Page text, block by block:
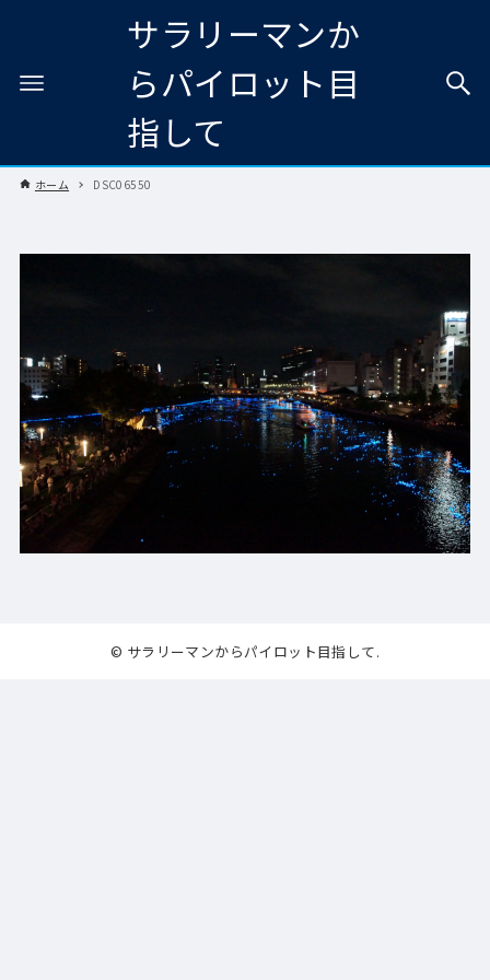
サラリーマンか
らパイロット目
指して
ホーム DSC06550
© サラリーマンからパイロット目指して.